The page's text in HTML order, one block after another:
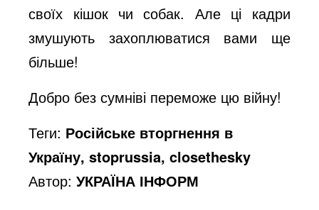
e
своїх кішок чи собак. Але ці кадри
змушують захоплюватися вами ще
більше!
Добро без сумніві переможе цю війну!
Теги: Російське вторгнення в
Україну, stoprussia, closethesky
Автор:УКРАЇНА ІНФОРМ